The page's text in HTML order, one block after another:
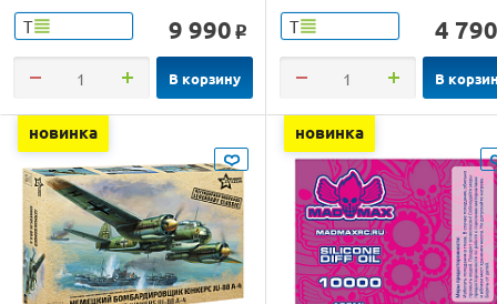
Т 9 990 o
В корзину
Т 4 790
В
новинка новинка